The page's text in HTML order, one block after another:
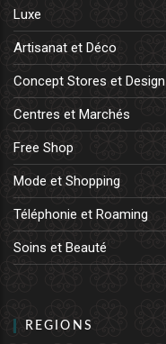
Luxe
Artisanat et Déco
Concept Stores et Design
Centres et Marchés
Free Shop
Mode et Shopping
Téléphonie et Roaming
Soins et Beauté
REGIONS